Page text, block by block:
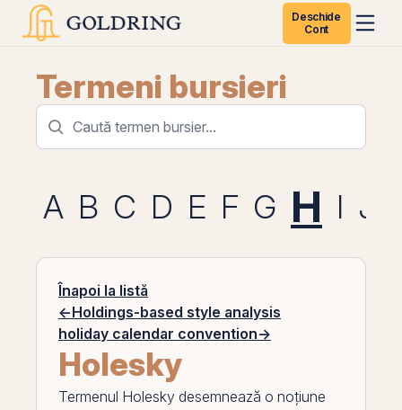
Deschide
Cont
Termeni bursieri
A B C D E F G H I J
Înapoi la listă
←Holdings-based style analysis
holiday calendar convention→
Holesky
Termenul Holesky desemnează o noțiune